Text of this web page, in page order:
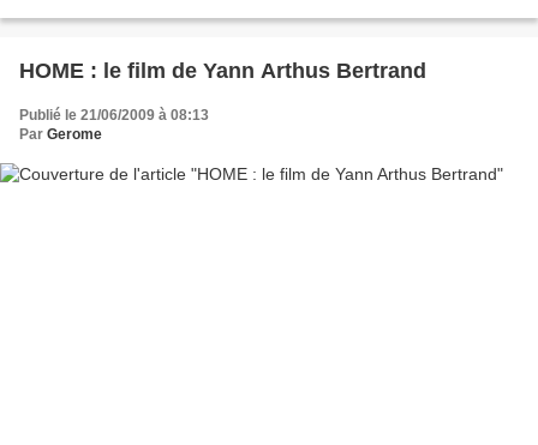
HOME : le film de Yann Arthus Bertrand
Publié le 21/06/2009 à 08:13
Par Gerome